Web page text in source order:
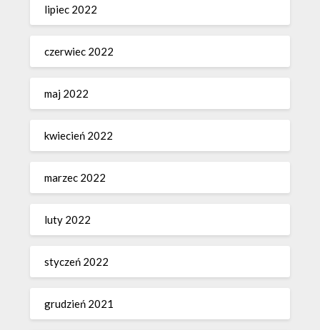
lipiec 2022
czerwiec 2022
maj 2022
kwiecień 2022
marzec 2022
luty 2022
styczeń 2022
grudzień 2021